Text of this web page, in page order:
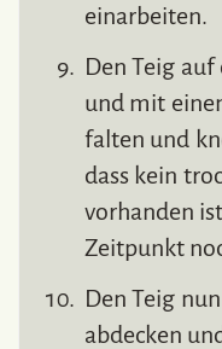
einarbeiten.
Den Teig
und mit
falten und
dass kein
vorhanden
Zeitpunkt
Den Teig
abdecken